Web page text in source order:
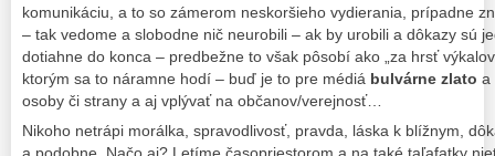
komunikáciu, a to so zámerom neskoršieho vydierania, prípadne
– tak vedome a slobodne nič neurobili – ak by urobili a dôkazy sú
dotiahne do konca – predbežne to však pôsobí ako „za hrsť
ktorým sa to náramne hodí – buď je to pre médiá bulvárne zlato a
osoby či strany a aj vplývať na občanov/verejnosť…
Nikoho netrápi morálka, spravodlivosť, pravda, láska k blížnym,